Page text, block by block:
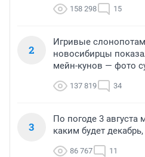
158 298 15
2
Игривые
новосибирцы
мейн-кунов — фото
137 819 34
3
По погоде 3
каким будет
86 767 11